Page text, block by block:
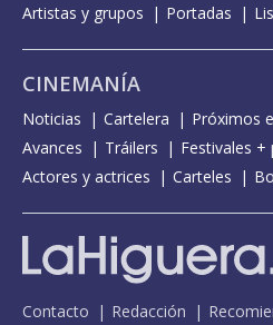
Artistas y grupos
Portadas
CINEMANÍA
Noticias Cartelera Próximos
Avances
Tráilers
Festivales +
Actores y actrices
Carteles
Contacto Redacción